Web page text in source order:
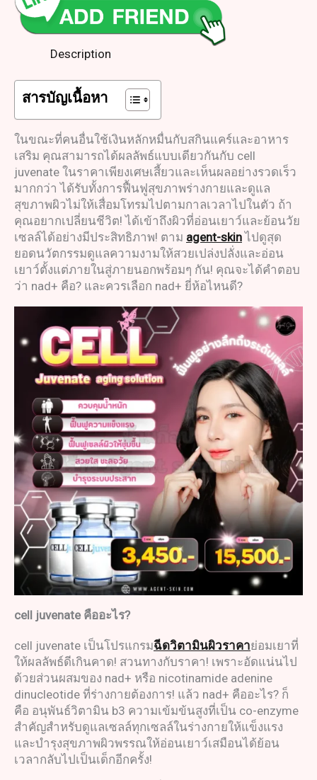
Description
สารบัญเนื้อหา
ในขณะที่คนอื่นใช้เงินหลักหมื่นกับสกินแคร์และอาหาร
เสริม คุณสามารถได้ผลลัพธ์แบบเดียวกันกับ cell
juvenate ในราคาเพียงเศษเสี้ยวและเห็นผลอย่างรวดเร็ว
มากกว่า ได้รับทั้งการฟื้นฟูสุขภาพร่างกายและดูแล
สุขภาพผิวไม่ให้เสื่อมโทรมไปตามกาลเวลาไปในตัว ถ้า
คุณอยากเปลี่ยนชีวิต! ได้เข้าถึงผิวที่อ่อนเยาว์และย้อนวัย
เซลล์ได้อย่างมีประสิทธิภาพ! ตาม agent-skinไปดูสุด
ยอดนวัตกรรมดูแลความงามให้สวยเปล่งปลั่งและอ่อน
เยาว์ตั้งแต่ภายในสู่ภายนอกพร้อมๆ กัน! คุณจะได้คำตอบ
ว่า nad+ คือ? และควรเลือก nad+ ยี่ห้อไหนดี?
cell juvenate คืออะไร?
cell juvenate เป็นโปรแกรมฉีดวิตามินผิวราคาย่อมเยาที่
ให้ผลลัพธ์ดีเกินคาด! สวนทางกับราคา! เพราะอัดแน่นไป
ด้วยส่วนผสมของ nad+ หรือ nicotinamide adenine
dinucleotide ที่ร่างกายต้องการ! แล้ว nad+ คืออะไร? ก็
คือ อนุพันธ์วิตามิน b3 ความเข้มข้นสูงที่เป็น co-enzyme
สำคัญสำหรับดูแลเซลล์ทุกเซลล์ในร่างกายให้แข็งแรง
และบำรุงสุขภาพผิวพรรณให้อ่อนเยาว์เสมือนได้ย้อน
เวลากลับไปเป็นเด็กอีกครั้ง!